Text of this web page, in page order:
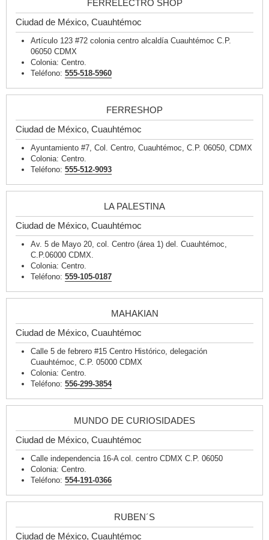
FERRELECTRO SHOP
Ciudad de México, Cuauhtémoc
Artículo 123 #72 colonia centro alcaldía Cuauhtémoc C.P.
06050 CDMX
Colonia: Centro.
Teléfono: 555-518-5960
FERRESHOP
Ciudad de México, Cuauhtémoc
Ayuntamiento #7, Col. Centro, Cuauhtémoc, C.P. 06050, CDMX
Colonia: Centro.
Teléfono: 555-512-9093
LA PALESTINA
Ciudad de México, Cuauhtémoc
Av. 5 de Mayo 20, col. Centro (área 1) del. Cuauhtémoc,
C.P.06000 CDMX.
Colonia: Centro.
Teléfono: 559-105-0187
MAHAKIAN
Ciudad de México, Cuauhtémoc
Calle 5 de febrero #15 Centro Histórico, delegación
Cuauhtémoc, C.P. 05000 CDMX
Colonia: Centro.
Teléfono: 556-299-3854
MUNDO DE CURIOSIDADES
Ciudad de México, Cuauhtémoc
Calle independencia 16-A col. centro CDMX C.P. 06050
Colonia: Centro.
Teléfono: 554-191-0366
RUBEN´S
Ciudad de México, Cuauhtémoc